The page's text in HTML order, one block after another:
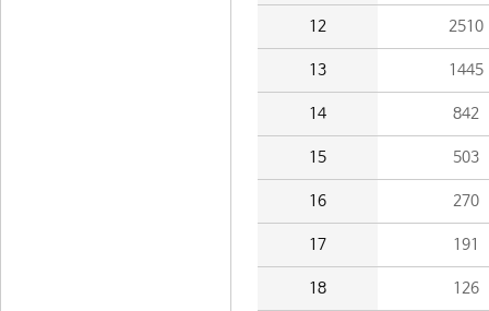
12 2510
13 1445
14 842
15 503
16 270
17 191
18 126